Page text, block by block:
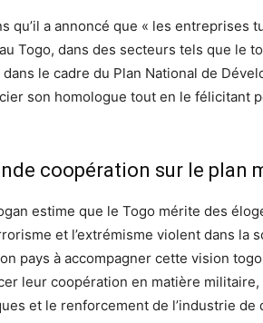
qu’il a annoncé que « les
Togo, dans des secteurs tels que le
le cadre du Plan National de
son homologue tout en le félicitant
coopération sur le plan
estime que le Togo mérite des
et l’extrémisme violent dans la
pays à accompagner cette vision
leur coopération en matière
et le renforcement de l’industrie de